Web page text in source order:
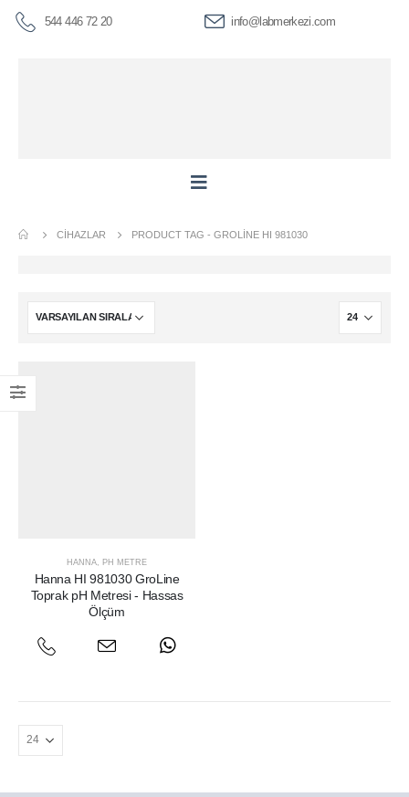
544 446 72 20 info@labmerkezi.com
CIHAZLAR PRODUCT TAG - GROLINE HI 981030
HANNA PH METRE
Hanna HI 981030 GroLine
Toprak pH Metresi - Hassas
Ölçüm